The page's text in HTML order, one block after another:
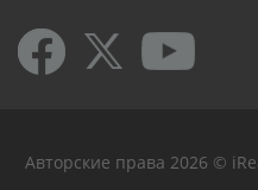
Авторские права 2026 ©